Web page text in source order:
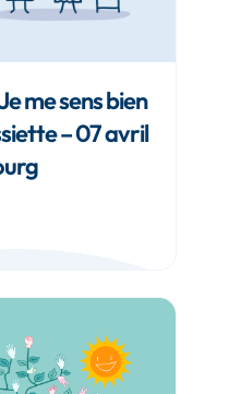
me sens bien
– 07 avril